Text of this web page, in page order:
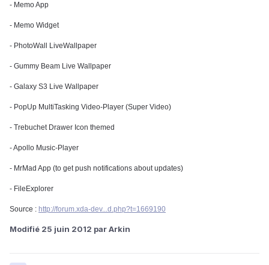
- Memo App
- Memo Widget
- PhotoWall LiveWallpaper
- Gummy Beam Live Wallpaper
- Galaxy S3 Live Wallpaper
- PopUp MultiTasking Video-Player (Super Video)
- Trebuchet Drawer Icon themed
- Apollo Music-Player
- MrMad App (to get push notifications about updates)
- FileExplorer
Source : http://forum.xda-dev...d.php?t=1669190
Modifié 25 juin 2012 par Arkin